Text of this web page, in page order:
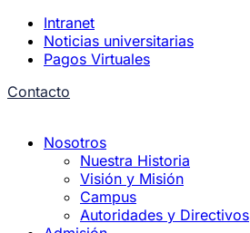
Intranet
Noticias universitarias
Pagos Virtuales
Contacto
Nosotros
Nuestra Historia
Visión y Misión
Campus
Autoridades y Directivos